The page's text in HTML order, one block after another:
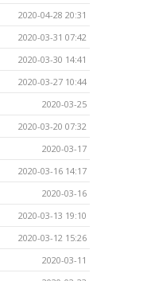
2020-04-28 20:31
2020-03-31 07:42
2020-03-30 14:41
2020-03-27 10:44
2020-03-25
2020-03-20 07:32
2020-03-17
2020-03-16 14:17
2020-03-16
2020-03-13 19:10
2020-03-12 15:26
2020-03-11